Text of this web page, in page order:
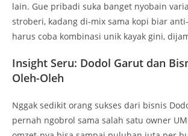
lain. Gue pribadi suka banget nyobain
stroberi, kadang di-mix sama kopi biar
harus coba kombinasi unik kayak gini,
Insight Seru: Dodol Garut dan
Oleh-Oleh
Nggak sedikit orang sukses dari bisnis
pernah ngobrol sama salah satu owner